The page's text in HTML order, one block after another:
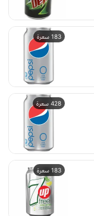
183 سعرة
428 سعرة
183 سعرة